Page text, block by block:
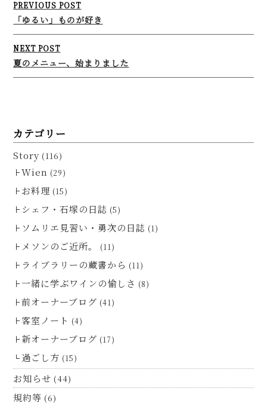
Post
navigation
PREVIOUS POST
「ゆるい」ものが好き
NEXT POST
夏のメニュー、始まりました
カテゴリー
Story (116)
Wien (29)
お料理 (15)
シェフ・石塚の日誌 (5)
ソムリエ見習い・勇次の日誌 (1)
メソンのご近所。 (11)
ライブラリーの蔵書から (11)
一緒に学ぶワインの愉しさ (8)
前オーナーブログ (41)
客室ノート (4)
新オーナーブログ (17)
過ごし方 (15)
お知らせ (44)
規約等 (6)